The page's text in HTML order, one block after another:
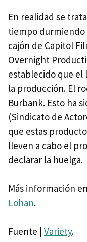
En realidad se
tiempo durmiendo
cajón de Capitol
Overnight
establecido que el
la producción. El
Burbank. Esto ha
(Sindicato de
que estas
lleven a cabo el
declarar la huelga.
Más información
Lohan.
Fuente | Variety.